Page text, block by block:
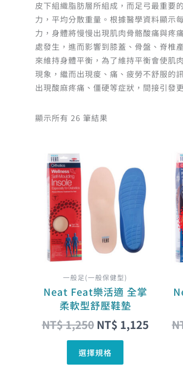
皮下組織脂肪層所組成，而足弓最重要
力，平均分散重量。根據醫學資料顯示
力，身體將慢慢出現肌肉骨骼酸痛與疼
處發生，進而影響到膝蓋、骨盤、脊椎
來維持身體平衡，為了維持平衡會使肌
現象，繼而出現痠、痛、疲勞不舒服的
出現酸麻疼痛、僵硬等症狀，間接引發
顯示所有 26 筆結果
一般足(一般保健型)
Neat Feat樂活適 全掌
柔軟型舒壓鞋墊
NT$1,250
始
格：
NT$ 1,250。
NT$ 1,125
NT$
選擇規格
產
品
種
款
式。
在
產
品
面
選